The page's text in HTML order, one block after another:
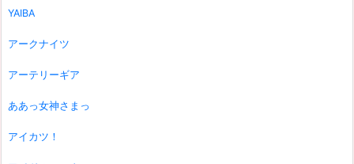
YAIBA
アークナイツ
アーテリーギア
ああっ女神さまっ
アイカツ！